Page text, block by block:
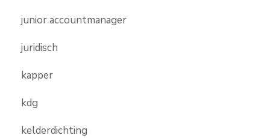
junior accountmanager
juridisch
kapper
kdg
kelderdichting